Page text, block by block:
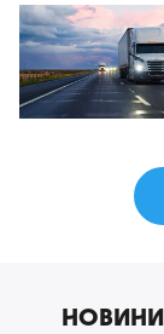
НОВИНИ